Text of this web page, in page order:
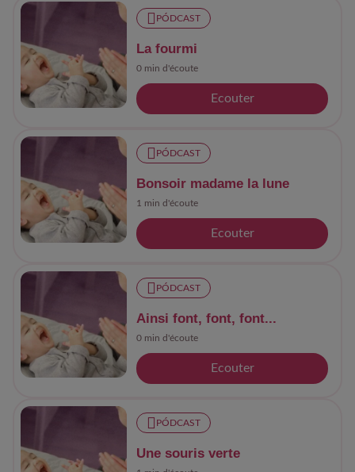
PÓDCAST
La fourmi
0 min d'écoute
Ecouter
PÓDCAST
Bonsoir madame la lune
1 min d'écoute
Ecouter
PÓDCAST
Ainsi font, font, font...
0 min d'écoute
Ecouter
PÓDCAST
Une souris verte